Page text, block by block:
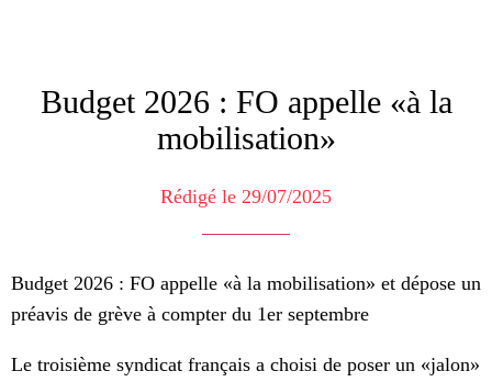
Budget 2026 : FO appelle «à la
mobilisation»
Rédigé le 29/07/2025
Budget 2026 : FO appelle «à la mobilisation» et dépose un
préavis de grève à compter du 1er septembre
Le troisième syndicat français a choisi de poser un «jalon»